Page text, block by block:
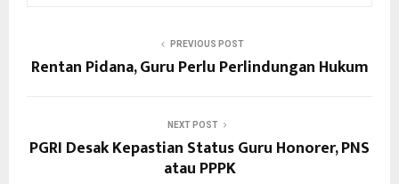
PREVIOUS POST
Rentan Pidana, Guru Perlu Perlindungan Hukum
NEXT POST
PGRI Desak Kepastian Status Guru Honorer, PNS
atau PPPK